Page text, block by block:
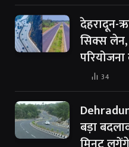
देहरादून-
सिक्स लेन,
34
बड़ा